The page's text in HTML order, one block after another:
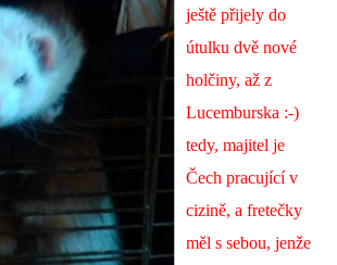
ještě přijely do
útulku dvě nové
holčiny, až z
Lucemburska :-)
tedy, majitel je
Čech pracující v
cizině, a fretečky
měl s sebou, jenže